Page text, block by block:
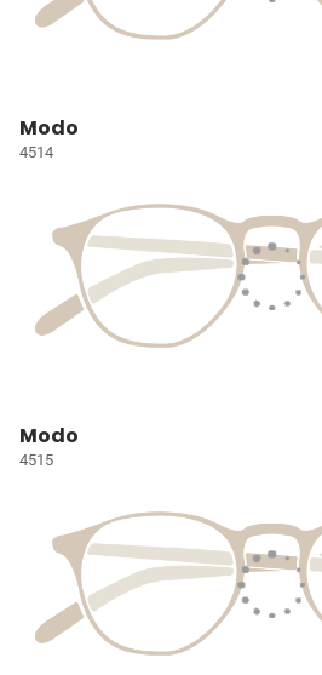
Modo
4514
Modo
4515